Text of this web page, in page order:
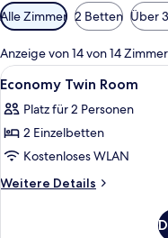
Verfügbare
Filter
für
Zimmer
Alle Zimmer 2 Betten Über
Anzeige von 14 von 14
Alle
Fotos
für
Economy
Twin
Room
6
Economy Twin Room
Platz für 2 Personen
2 Einzelbetten
Kostenloses WLAN
Weitere Details
Weitere